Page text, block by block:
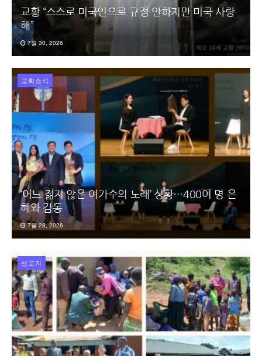
교황 “스스로 미국인으로 규정 안하지만 미국 사랑
해”
7월 30, 2026
교회소식
‘어느 젊지 않은 여가수의 노래’ 성황…400여 명 은
혜와 감동
7월 28, 2026
선교지